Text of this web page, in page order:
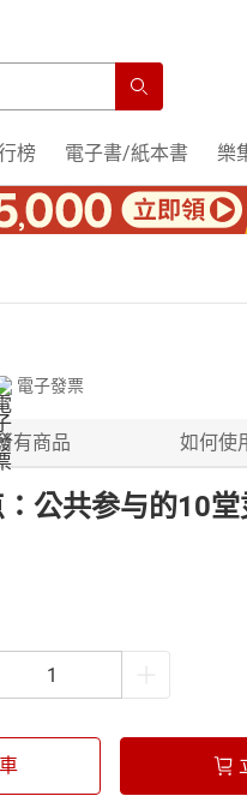
榜 電子書/紙本書 樂
電子發票
有商品 如何使
公共参与的10堂